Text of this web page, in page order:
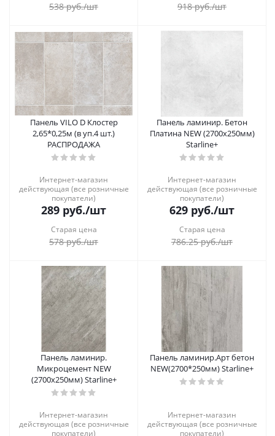
538руб./шт 918руб./шт
Панель VILO D Клостер
2,65*0,25м (в уп.4 шт.)
РАСПРОДАЖА
Интернет-магазин
действующая (все розничные
покупатели)
289 руб./шт
Старая цена
578руб./шт
Панель ламинир. Бетон
Платина NEW (2700х250мм)
Starline+
Интернет-магазин
действующая (все розничные
покупатели)
629 руб./шт
Старая цена
786.25руб./шт
Панель ламинир.
Микроцемент NEW
(2700х250мм) Starline+
Интернет-магазин
действующая (все розничные
покупатели)
Панель ламинир.Арт бетон
NEW(2700*250мм) Starline+
Интернет-магазин
действующая (все розничные
покупатели)